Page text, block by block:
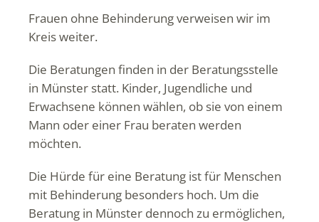
Frauen ohne Behinderung verweisen wir im
Kreis weiter.
Die Beratungen finden in der Beratungsstelle
in Münster statt. Kinder, Jugendliche und
Erwachsene können wählen, ob sie von einem
Mann oder einer Frau beraten werden
möchten.
Die Hürde für eine Beratung ist für Menschen
mit Behinderung besonders hoch. Um die
Beratung in Münster dennoch zu ermöglichen,